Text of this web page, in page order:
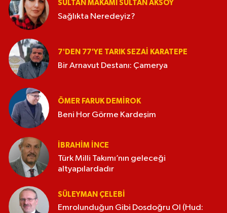
SULTAN MAKAMI SULTAN AKSOY
Sağlıkta Neredeyiz?
7'DEN 77'YE TARIK SEZAI KARATEPE
Bir Arnavut Destanı: Çamerya
ÖMER FARUK DEMIROK
Beni Hor Görme Kardeşim
İBRAHIM İNCE
Türk Milli Takımı’nın geleceği
altyapılardadır
SÜLEYMAN ÇELEBI
Emrolunduğun Gibi Dosdoğru Ol (Hud: